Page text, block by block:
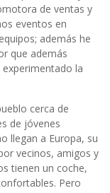
de ventas y
eventos en
además he
que además
la
cerca de
de jóvenes
llegan a Europa, su
vecinos, amigos y
tienen un coche,
Pero